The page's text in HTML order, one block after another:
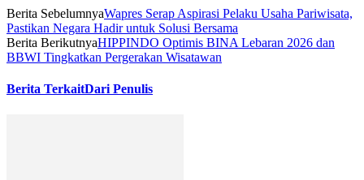
Berita SebelumnyaWapres Serap Aspirasi Pelaku Usaha Pariwisata,
Pastikan Negara Hadir untuk Solusi Bersama
Berita BerikutnyaHIPPINDO Optimis BINA Lebaran 2026 dan
BBWI Tingkatkan Pergerakan Wisatawan
Berita TerkaitDari Penulis